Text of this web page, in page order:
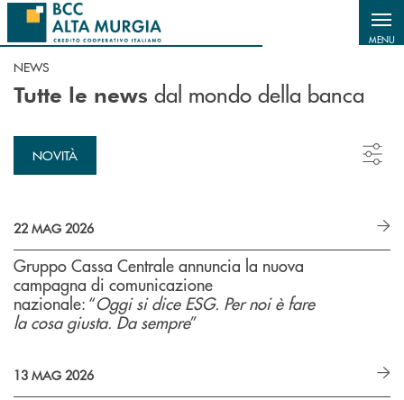
Salta al contenuto principale
MENU
NEWS
Tutte le news dal mondo della banca
NOVITÀ
22 MAG 2026
Gruppo Cassa Centrale annuncia la nuova
campagna di comunicazione
nazionale: “Oggi si dice ESG. Per noi è fare
la cosa giusta. Da sempre”
13 MAG 2026